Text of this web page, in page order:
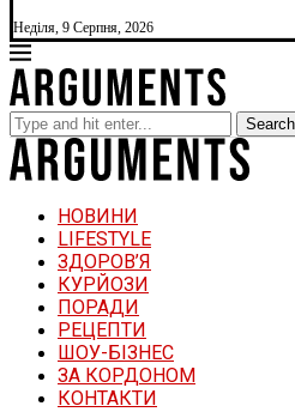
Неділя, 9 Серпня, 2026
Search
НОВИНИ
LIFESTYLE
ЗДОРОВ’Я
КУРЙОЗИ
ПОРАДИ
РЕЦЕПТИ
ШОУ-БІЗНЕС
ЗА КОРДОНОМ
КОНТАКТИ